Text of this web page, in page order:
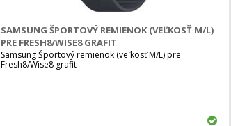
SAMSUNG ŠPORTOVÝ REMIENOK (VEĽKOSŤ M/L)
PRE FRESH8/WISE8 GRAFIT
Samsung Športový remienok (veľkosť M/L) pre
Fresh8/Wise8 grafit